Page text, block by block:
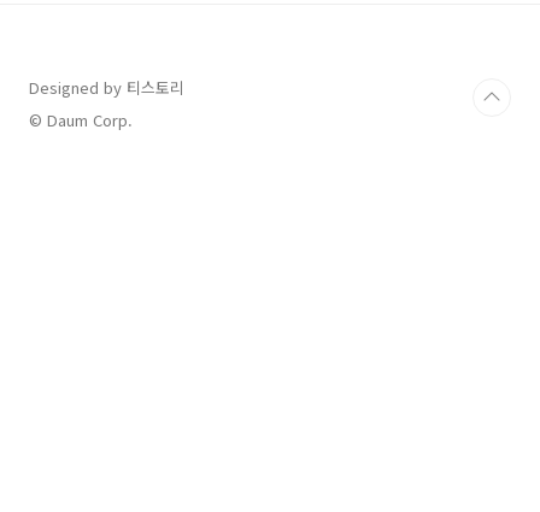
화면을 워치페이스라고 하는데 워치페이스는 정
말 다양하게 바꿀 수 있고, 본인사진으로도 변경
이 가능합니다. 그러니깐 나만의 시계로 유니크
Designed by 티스토리
© Daum Corp.